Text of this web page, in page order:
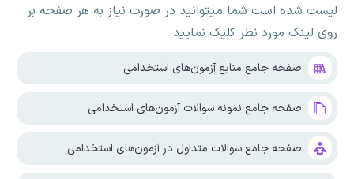
لیست شده است شما میتوانید در صورت نیاز به هر صفحه بر
روی لینک مورد نظر کلیک نمایید.
صفحه جامع منابع آزمون‌های استخدامی
صفحه جامع نمونه سوالات آزمون‌های استخدامی
صفحه جامع سوالات متداول در آزمون‌های استخدامی